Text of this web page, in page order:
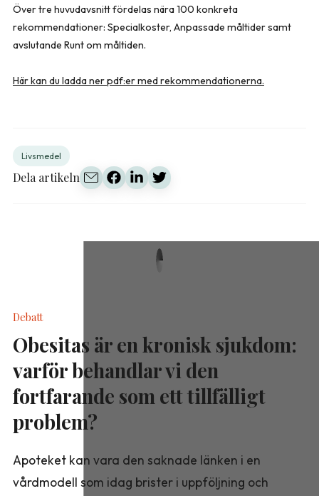
Över tre huvudavsnitt fördelas nära 100 konkreta
rekommendationer: Specialkoster, Anpassade måltider samt
avslutande Runt om måltiden.
Här kan du ladda ner pdf:er med rekommendationerna.
Livsmedel
Dela artikeln
Debatt
Obesitas är en kronisk sjukdom:
varför behandlar vi den
fortfarande som ett tillfälligt
problem?
Apoteket kan vara den saknade länken i en
vårdmodell som idag brister i uppföljning och